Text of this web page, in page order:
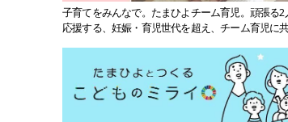
子育てをみんなで。たまひよチーム育児。頑張る2
応援する、妊娠・育児世代を超え、チーム育児に